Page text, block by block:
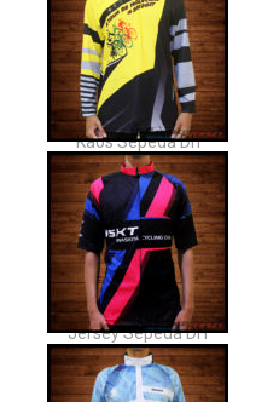
Kaos Sepeda Dh
Jersey Sepeda DH